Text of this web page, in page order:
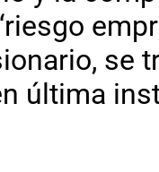
se
última